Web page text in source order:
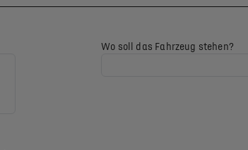
Wo soll das Fahrzeug stehen?